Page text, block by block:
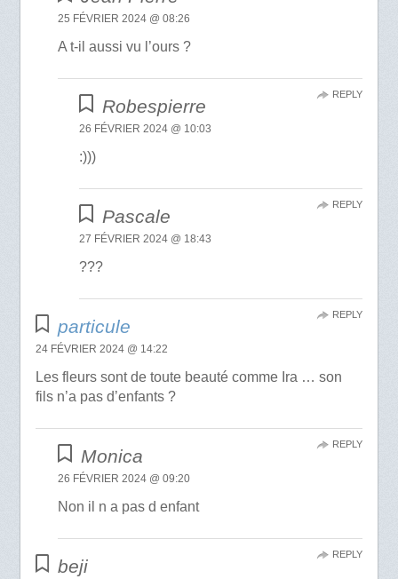
25 FÉVRIER 2024 @ 08:26
A t-il aussi vu l’ours ?
Robespierre
26 FÉVRIER 2024 @ 10:03
:)))
REPLY
Pascale
27 FÉVRIER 2024 @ 18:43
???
REPLY
particule
24 FÉVRIER 2024 @ 14:22
Les fleurs sont de toute beauté comme Ira … son
fils n’a pas d’enfants ?
REPLY
Monica
26 FÉVRIER 2024 @ 09:20
Non il n a pas d enfant
REPLY
beji
REPLY